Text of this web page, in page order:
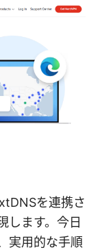
を連携さ
します。今日
実用的な手順